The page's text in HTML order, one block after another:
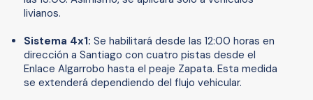
livianos.
Sistema 4x1: Se habilitará desde las 12:00 horas en
dirección a Santiago con cuatro pistas desde el
Enlace Algarrobo hasta el peaje Zapata. Esta medida
se extenderá dependiendo del flujo vehicular.